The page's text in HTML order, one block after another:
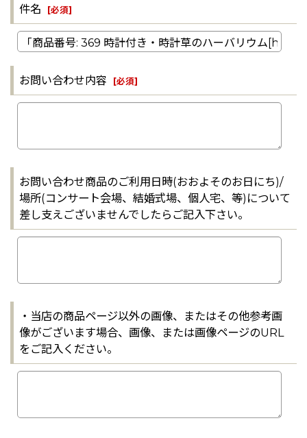
件名 [必須]
お問い合わせ内容 [必須]
お問い合わせ商品のご利用日時(おおよそのお日にち)/
場所(コンサート会場、結婚式場、個人宅、等)について
差し支えございませんでしたらご記入下さい。
・当店の商品ページ以外の画像、またはその他参考画
像がございます場合、画像、または画像ページのURL
をご記入ください。